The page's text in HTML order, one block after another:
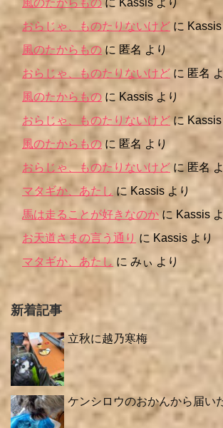
風のたからもの に Kassis より
おらじゃ、ものたりないけど に Kassis
風のたからもの に 匿名 より
おらじゃ、ものたりないけど に 匿名
風のたからもの に Kassis より
おらじゃ、ものたりないけどに Kassis
風のたからもの に 匿名 より
おらじゃ、ものたりないけど に 匿名
マタギか、あたし に Kassis より
馬は走ることが好きなのか に Kassis
お天道さまの言う通り に Kassis より
マタギか、あたし に みぃ より
新着記事
立秋に越乃寒梅
ケンシロウのおかんから届い